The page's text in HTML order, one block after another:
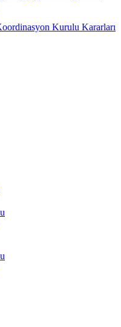
Kurulu Kararları